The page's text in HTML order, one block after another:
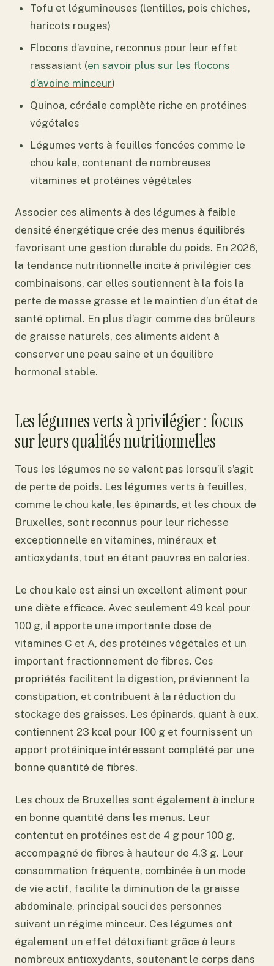
Tofu et légumineuses (lentilles, pois chiches,
haricots rouges)
Flocons d’avoine, reconnus pour leur effet
rassasiant (en savoir plus sur les flocons
d’avoine minceur)
Quinoa, céréale complète riche en protéines
végétales
Légumes verts à feuilles foncées comme le
chou kale, contenant de nombreuses
vitamines et protéines végétales
Associer ces aliments à des légumes à faible
densité énergétique crée des menus équilibrés
favorisant une gestion durable du poids. En 2026,
la tendance nutritionnelle incite à privilégier ces
combinaisons, car elles soutiennent à la fois la
perte de masse grasse et le maintien d’un état de
santé optimal. En plus d’agir comme des brûleurs
de graisse naturels, ces aliments aident à
conserver une peau saine et un équilibre
hormonal stable.
Les légumes verts à privilégier : focus
sur leurs qualités nutritionnelles
Tous les légumes ne se valent pas lorsqu’il s’agit
de perte de poids. Les légumes verts à feuilles,
comme le chou kale, les épinards, et les choux de
Bruxelles, sont reconnus pour leur richesse
exceptionnelle en vitamines, minéraux et
antioxydants, tout en étant pauvres en calories.
Le chou kale est ainsi un excellent aliment pour
une diète efficace. Avec seulement 49 kcal pour
100 g, il apporte une importante dose de
vitamines C et A, des protéines végétales et un
important fractionnement de fibres. Ces
propriétés facilitent la digestion, préviennent la
constipation, et contribuent à la réduction du
stockage des graisses. Les épinards, quant à eux,
contiennent 23 kcal pour 100 g et fournissent un
apport protéinique intéressant complété par une
bonne quantité de fibres.
Les choux de Bruxelles sont également à inclure
en bonne quantité dans les menus. Leur
contentut en protéines est de 4 g pour 100 g,
accompagné de fibres à hauteur de 4,3 g. Leur
consommation fréquente, combinée à un mode
de vie actif, facilite la diminution de la graisse
abdominale, principal souci des personnes
suivant un régime minceur. Ces légumes ont
également un effet détoxifiant grâce à leurs
nombreux antioxydants, soutenant le corps dans